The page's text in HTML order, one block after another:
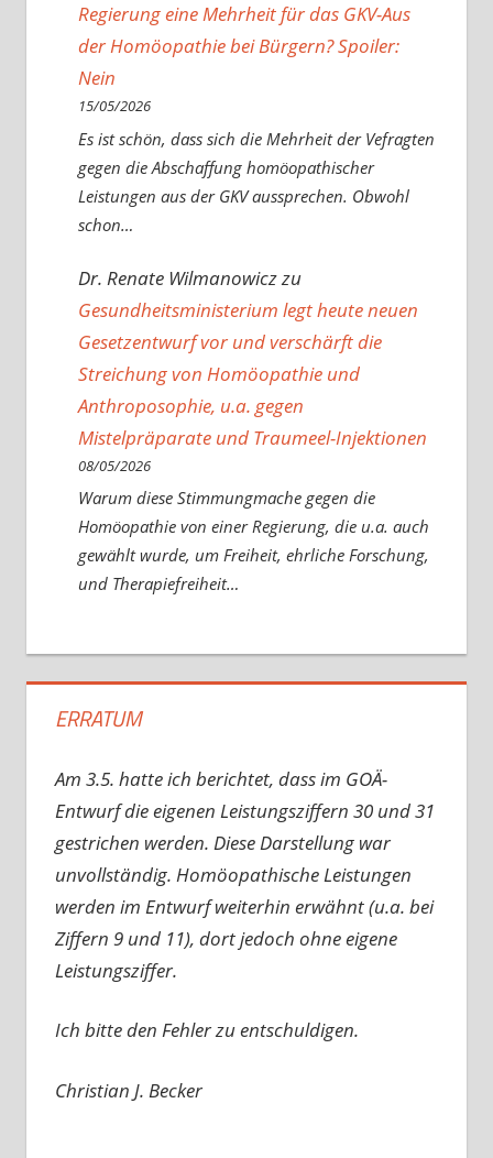
Regierung eine Mehrheit für das GKV-Aus
der Homöopathie bei Bürgern? Spoiler:
Nein
15/05/2026
Es ist schön, dass sich die Mehrheit der Vefragten
gegen die Abschaffung homöopathischer
Leistungen aus der GKV aussprechen. Obwohl
schon…
Dr. Renate Wilmanowiczzu
Gesundheitsministerium legt heute neuen
Gesetzentwurf vor und verschärft die
Streichung von Homöopathie und
Anthroposophie, u.a. gegen
Mistelpräparate und Traumeel-Injektionen
08/05/2026
Warum diese Stimmungmache gegen die
Homöopathie von einer Regierung, die u.a. auch
gewählt wurde, um Freiheit, ehrliche Forschung,
und Therapiefreiheit…
ERRATUM
Am 3.5. hatte ich berichtet, dass im GOÄ-
Entwurf die eigenen Leistungsziffern 30 und 31
gestrichen werden. Diese Darstellung war
unvollständig. Homöopathische Leistungen
werden im Entwurf weiterhin erwähnt (u.a. bei
Ziffern 9 und 11), dort jedoch ohne eigene
Leistungsziffer.
Ich bitte den Fehler zu entschuldigen.
Christian J. Becker